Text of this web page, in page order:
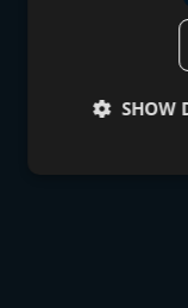
SHOW